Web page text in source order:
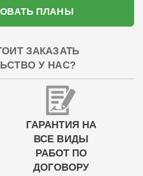
ПЛАНЫ
ЗАКАЗАТЬ
У НАС?
ГАРАНТИЯ НА
ВСЕ ВИДЫ
РАБОТ ПО
ДОГОВОРУ